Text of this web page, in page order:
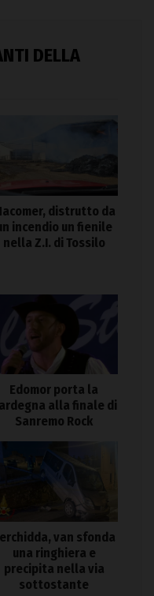
DELLA
distrutto da
incendio un fienile
nella Z.I. di Tossilo
Edomor porta la
alla finale di
Sanremo Rock
van sfonda
una ringhiera e
precipita nella via
sottostante